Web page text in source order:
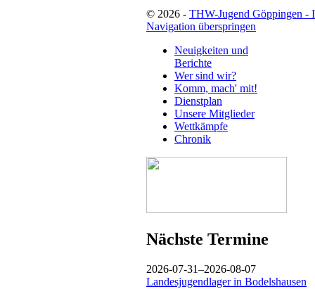
© 2026 - THW-Jugend Göppingen -
Navigation überspringen
Neuigkeiten und
Berichte
Wer sind wir?
Komm, mach' mit!
Dienstplan
Unsere Mitglieder
Wettkämpfe
Chronik
Nächste Termine
2026-07-31–2026-08-07
Landesjugendlager in Bodelshausen